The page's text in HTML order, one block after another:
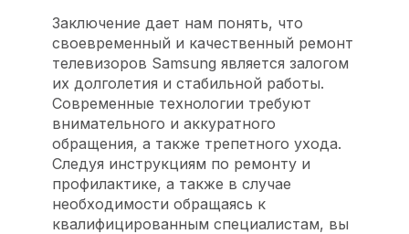
Заключение дает нам понять, что
своевременный и качественный ремонт
телевизоров Samsung является залогом
их долголетия и стабильной работы.
Современные технологии требуют
внимательного и аккуратного
обращения, а также трепетного ухода.
Следуя инструкциям по ремонту и
профилактике, а также в случае
необходимости обращаясь к
квалифицированным специалистам, вы